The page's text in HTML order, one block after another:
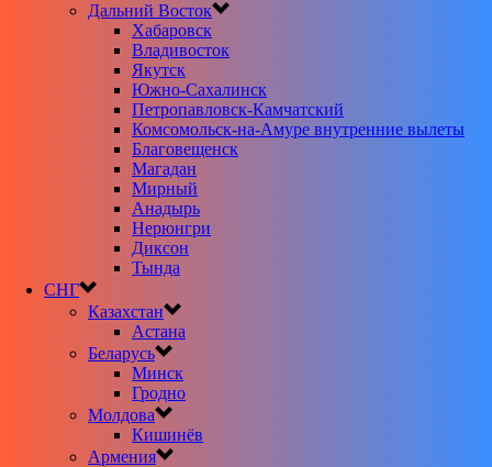
Дальний Восток
Хабаровск
Владивосток
Якутск
Южно-Сахалинск
Петропавловск-Камчатский
Комсомольск-на-Амуре внутренние вылеты
Благовещенск
Магадан
Мирный
Анадырь
Нерюнгри
Диксон
Тында
СНГ
Казахстан
Астана
Беларусь
Минск
Гродно
Молдова
Кишинёв
Армения